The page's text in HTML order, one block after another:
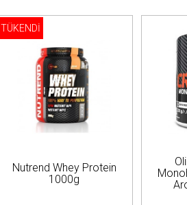
TÜKENDİ
Nutrend Whey Protein
1000g